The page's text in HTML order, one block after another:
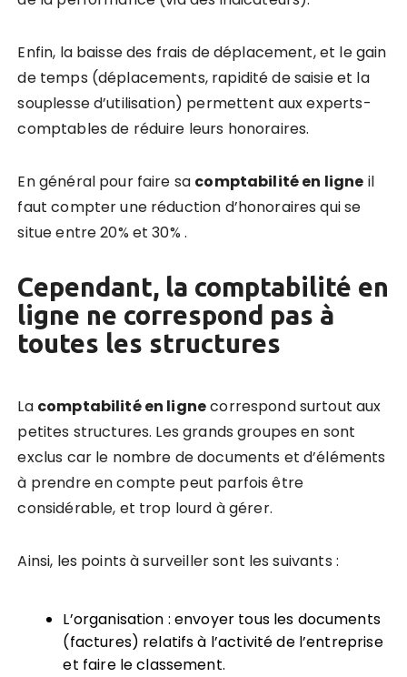
Enfin, la baisse des frais de déplacement, et le gain
de temps (déplacements, rapidité de saisie et la
souplesse d’utilisation) permettent aux experts-
comptables de réduire leurs honoraires.
En général pour faire sa comptabilité en ligne il
faut compter une réduction d’honoraires qui se
situe entre 20% et 30% .
Cependant, la comptabilité en
ligne ne correspond pas à
toutes les structures
La comptabilité en lignecorrespond surtout aux
petites structures. Les grands groupes en sont
exclus car le nombre de documents et d’éléments
à prendre en compte peut parfois être
considérable, et trop lourd à gérer.
Ainsi, les points à surveiller sont les suivants :
L’organisation : envoyer tous les documents
(factures) relatifs à l’activité de l’entreprise
et faire le classement.